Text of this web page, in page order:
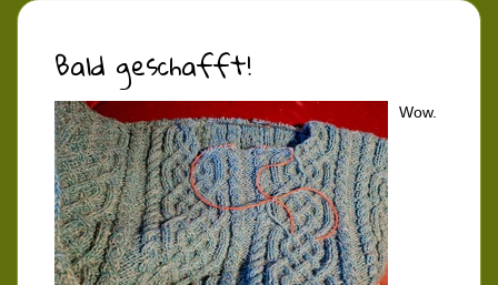
Bald geschafft!
Wow.